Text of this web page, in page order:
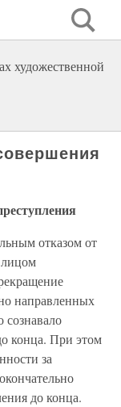
художественной
отказом от
лицом
направленных
сознавало
конца. При этом
за
до конца.